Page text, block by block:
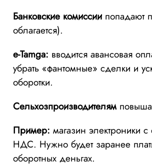
Банковские комиссии попадают
облагается).
e-Tamga: вводится авансовая
убрать «фантомные» сделки и
оборотки.
Сельхозпроизводителям
Пример: магазин электроники
НДС. Нужно будет заранее
оборотных деньгах.